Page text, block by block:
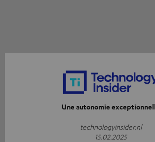
Une autonomie
technologyinsider.nl
15.02.2025